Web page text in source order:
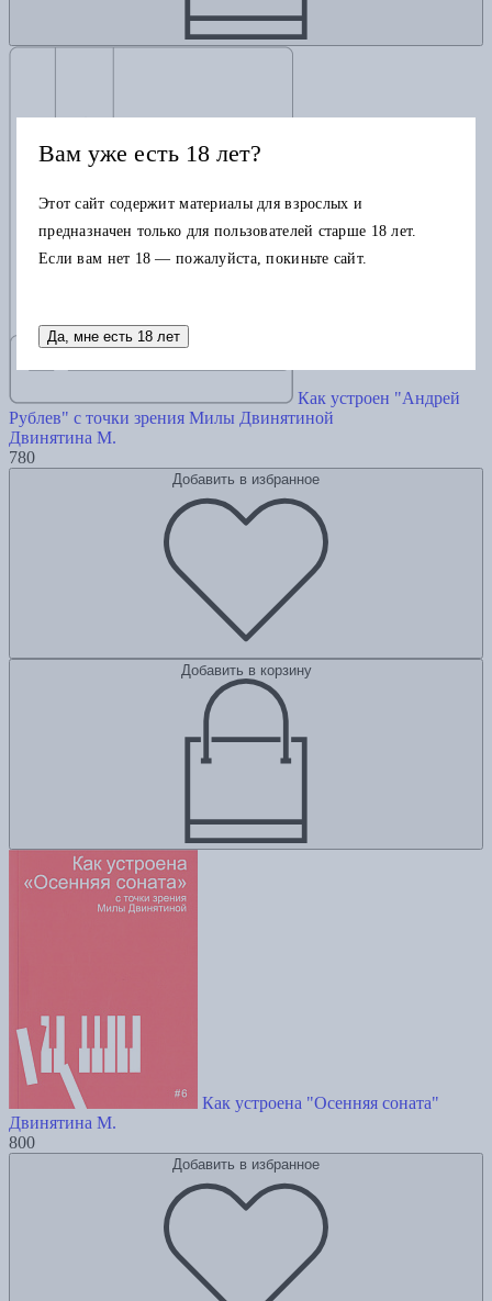
Как устроен "Андрей
Рублев" с точки зрения Милы Двинятиной
Двинятина М.
780
Добавить в избранное
Добавить в корзину
Как устроена "Осенняя соната"
Двинятина М.
800
Добавить в избранное
Вам уже есть 18 лет?
Этот сайт содержит материалы для взрослых и
предназначен только для пользователей старше 18 лет.
Если вам нет 18 — пожалуйста, покиньте сайт.
Да, мне есть 18 лет